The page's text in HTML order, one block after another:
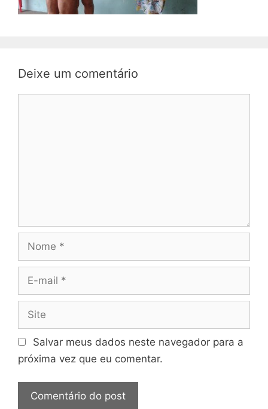
Deixe um comentário
Nome
Site
Salvar meus dados neste navegador para a
próxima vez que eu comentar.